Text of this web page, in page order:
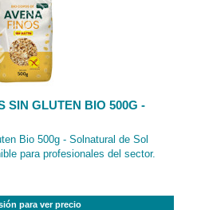
SIN GLUTEN BIO 500G -
Bio 500g - Solnatural de Sol
para profesionales del sector.
para ver precio